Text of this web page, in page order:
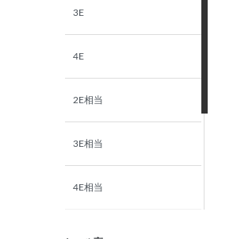
3E
4E
2E相当
3E相当
4E相当